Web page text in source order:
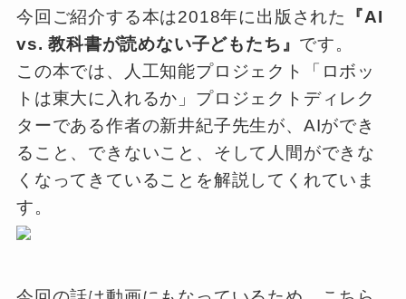
今回ご紹介する本は2018年に出版された
『AI
vs. 教科書が読めない子どもたち』 です。
この本では、人工知能プロジェクト「ロボッ
トは東大に入れるか」プロジェクトディレク
ターである作者の新井紀子先生が、AIができ
ること、できないこと、そして人間ができな
くなってきていることを解説してくれていま
す。